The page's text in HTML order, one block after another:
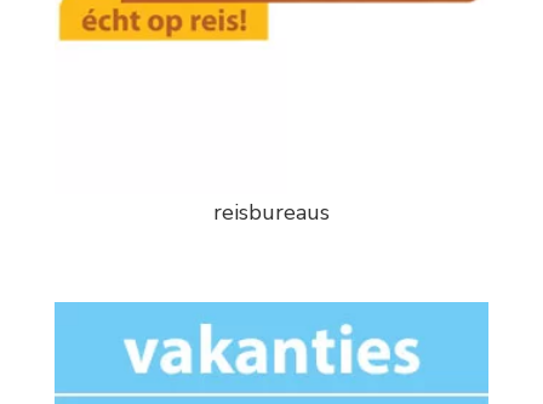
reisbureaus